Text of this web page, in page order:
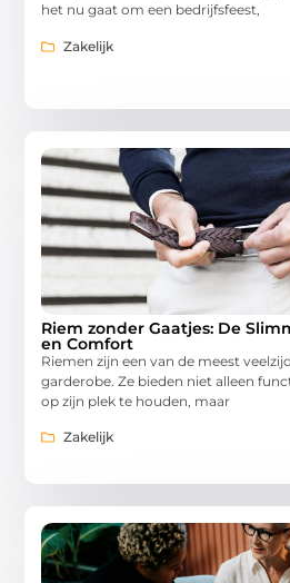
het nu gaat om een bedrijfsfeest,
Zakelijk
Riem zonder Gaatjes: De
en Comfort
Riemen zijn een van de meest
garderobe. Ze bieden niet alleen
op zijn plek te houden, maar
Zakelijk